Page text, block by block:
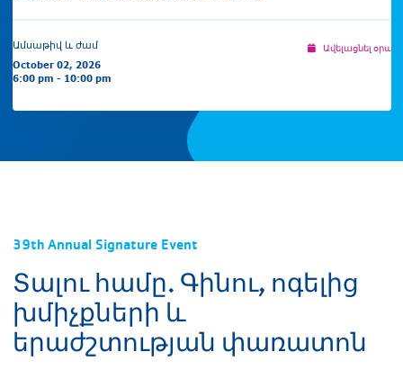
Ամսաթիվ և ժամ
October 02, 2026
6:00 pm - 10:00 pm
Ավելացնել
39th Annual Signature Event
Տալու համը. Գինու, ոգելից
խմիչքների և
երաժշտության փառատոն